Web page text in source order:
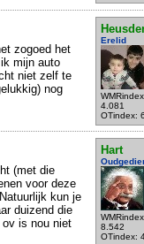
Erelid
4.081
OTindex:
zogoed het
mijn auto
niet zelf te
nog
Hart
8.542
OTindex:
(met die
voor deze
kun je
duizend die
is nou niet